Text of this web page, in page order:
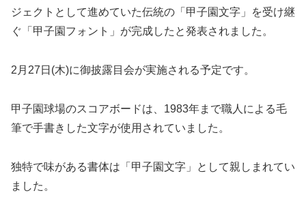
ジェクトとして進めていた伝統の「甲子園文字」を受け継
ぐ「甲子園フォント」が完成したと発表されました。
2月27日(木)に御披露目会が実施される予定です。
甲子園球場のスコアボードは、1983年まで職人による毛
筆で手書きした文字が使用されていました。
独特で味がある書体は「甲子園文字」として親しまれてい
ました。